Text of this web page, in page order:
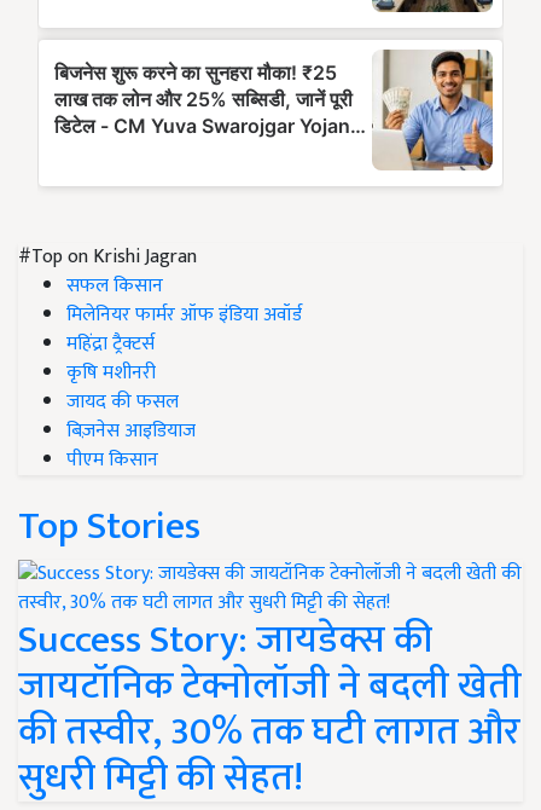
#Top on Krishi Jagran
सफल किसान
मिलेनियर फार्मर ऑफ इंडिया अवॉर्ड
महिंद्रा ट्रैक्टर्स
कृषि मशीनरी
जायद की फसल
बिज़नेस आइडियाज
पीएम किसान
Top Stories
Success Story: जायडेक्स की
जायटॉनिक टेक्नोलॉजी ने बदली खेती
की तस्वीर, 30% तक घटी लागत और
सुधरी मिट्टी की सेहत!